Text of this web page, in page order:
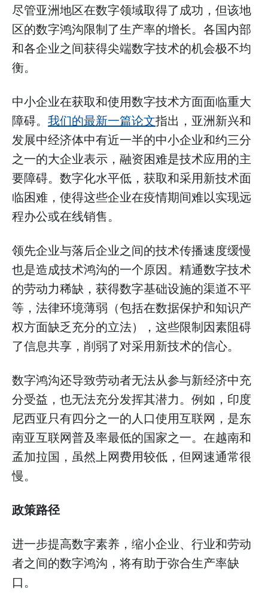
尽管亚洲地区在数字领域取得了成功，但该地
区的数字鸿沟限制了生产率的增长。各国内部
和各企业之间获得尖端数字技术的机会极不均
衡。
中小企业在获取和使用数字技术方面面临重大
障碍。 我们的最新一篇论文指出，亚洲新兴和
发展中经济体中有近一半的中小企业和约三分
之一的大企业表示，融资困难是技术应用的主
要障碍。数字化水平低，获取和采用新技术面
临困难，使得这些企业在疫情期间难以实现远
程办公或在线销售。
领先企业与落后企业之间的技术传播速度缓慢
也是造成技术鸿沟的一个原因。精通数字技术
的劳动力稀缺，获得数字基础设施的渠道不平
等，法律环境薄弱（包括在数据保护和知识产
权方面缺乏充分的立法），这些限制因素阻碍
了信息共享，削弱了对采用新技术的信心。
数字鸿沟还导致劳动者无法从参与新经济中充
分受益，也无法充分发挥其潜力。例如，印度
尼西亚只有四分之一的人口使用互联网，是东
南亚互联网普及率最低的国家之一。在越南和
孟加拉国，虽然上网费用较低，但网速通常很
慢。
政策路径
进一步提高数字素养，缩小企业、行业和劳动
者之间的数字鸿沟，将有助于弥合生产率缺
口。